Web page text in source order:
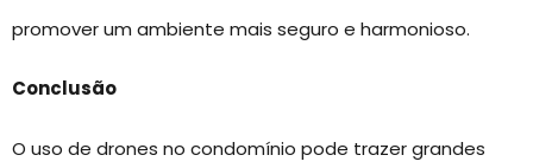
promover um ambiente mais seguro e harmonioso.
Conclusão
O uso de drones no condomínio pode trazer grandes